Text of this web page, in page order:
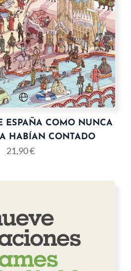
ESPAÑA COMO NUNCA
HABÍAN CONTADO
21,90€